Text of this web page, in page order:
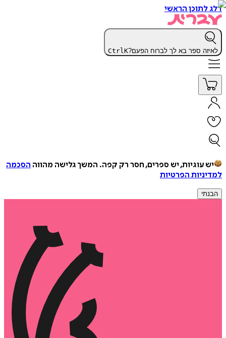
דלג לתוכן הראשי
לאיזה ספר בא לך לברוח הפעם? CtrlK
יש עוגיות, יש ספרים, חסר רק קפה. המשך גלישה מהווה הסכמה
למדיניות הפרטיות
הבנתי